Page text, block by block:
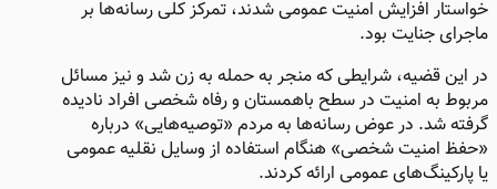
خواستار افزایش امنیت عمومی شدند، تمرکز کلی رسانه‌ها بر
ماجرای جنایت بود.
در این قضیه، شرایطی که منجر به حمله به زن شد و نیز مسائل
مربوط به امنیت در سطح باهمستان و رفاه شخصی افراد نادیده
گرفته شد. در عوض رسانه‌ها به مردم «توصیه‌هایی» درباره
«حفظ امنیت شخصی» هنگام استفاده از وسایل نقلیه عمومی
یا پارکینگ‌های عمومی ارائه کردند.